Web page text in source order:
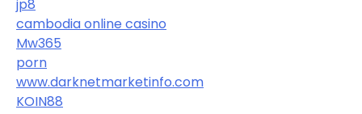
jp8
cambodia online casino
Mw365
porn
www.darknetmarketinfo.com
KOIN88